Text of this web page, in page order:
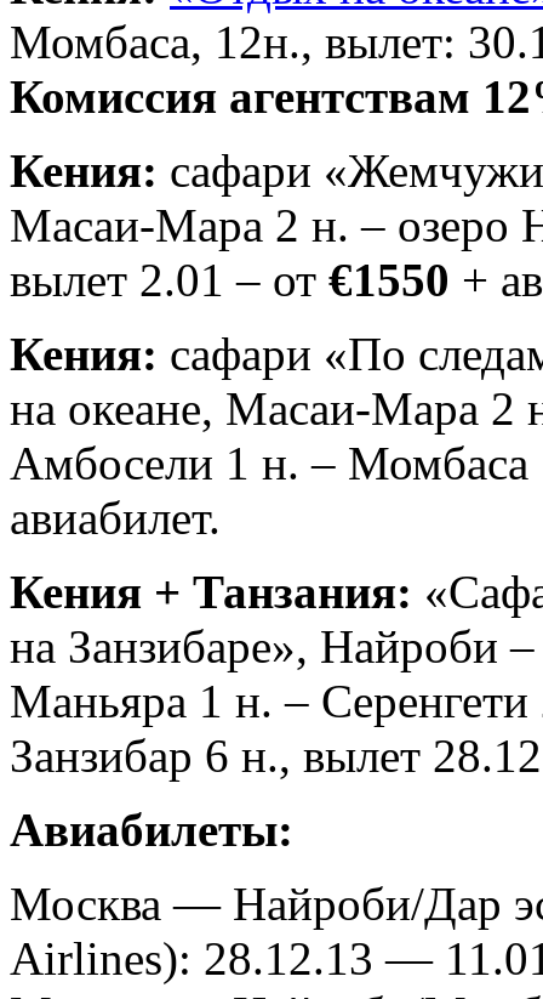
Момбаса, 12н., вылет:
Комиссия агентствам
Кения: сафари
Масаи-Мара 2 н. – озеро
вылет 2.01 – от €1550 +
Кения: сафари «По
на океане, Масаи-Мара 2
Амбосели 1 н. – Момбаса
авиабилет.
Кения + Танзания:
на Занзибаре», Найроби
Маньяра 1 н. –
Занзибар 6 н., вылет
Авиабилеты:
Москва — Найроби/Дар
Airlines): 28.12.13 —